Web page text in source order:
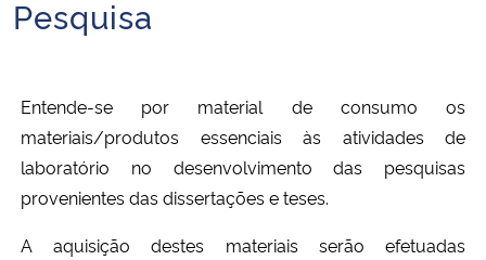
Ministério da Educação
Ministério da Cidadania
Pesquisa
Entende-se por material de consumo os
materiais/produtos essenciais às atividades de
laboratório no desenvolvimento das pesquisas
provenientes das dissertações e teses.
A aquisição destes materiais serão efetuadas